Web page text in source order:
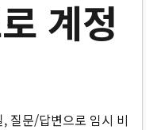
계정
질문/답변으로 임시 비